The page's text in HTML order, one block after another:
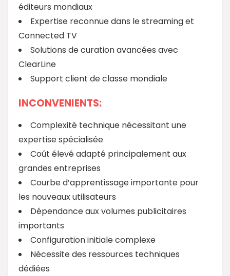
éditeurs mondiaux
Expertise reconnue dans le streaming et
Connected TV
Solutions de curation avancées avec
ClearLine
Support client de classe mondiale
INCONVENIENTS:
Complexité technique nécessitant une
expertise spécialisée
Coût élevé adapté principalement aux
grandes entreprises
Courbe d’apprentissage importante pour
les nouveaux utilisateurs
Dépendance aux volumes publicitaires
importants
Configuration initiale complexe
Nécessite des ressources techniques
dédiées